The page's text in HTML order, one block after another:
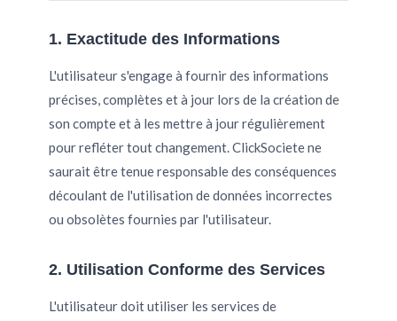
1. Exactitude des Informations
L'utilisateur s'engage à fournir des informations
précises, complètes et à jour lors de la création de
son compte et à les mettre à jour régulièrement
pour refléter tout changement. ClickSociete ne
saurait être tenue responsable des conséquences
découlant de l'utilisation de données incorrectes
ou obsolètes fournies par l'utilisateur.
2. Utilisation Conforme des Services
L'utilisateur doit utiliser les services de